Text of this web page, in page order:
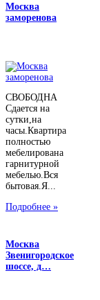
Москва
заморенова
СВОБОДНА
Сдается на
сутки,на
часы.Квартира
полностью
мебелирована
гарнитурной
мебелью.Вся
бытовая.Я...
Подробнее »
Москва
Звенигородское
шоссе, д…